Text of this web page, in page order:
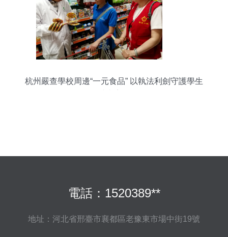
杭州嚴查學校周邊“一元食品” 以執法利劍守護學生
電話：1520389**
地址：河北省邢臺市襄都區老豫東市場中街19號